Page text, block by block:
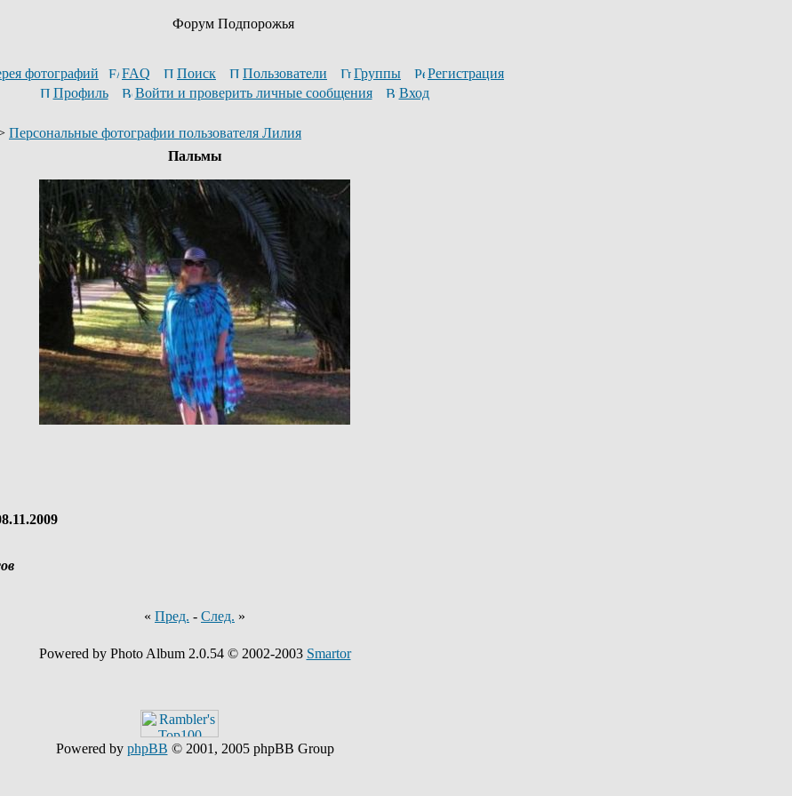
Форум Подпорожья
фотографий FAQ Поиск Пользователи Группы
Регистрация
Профиль
Войти и проверить личные сообщения Вход
Персональные фотографии пользователя Лилия
Пальмы
« Пред. - След. »
Powered by Photo Album 2.0.54 © 2002-2003 Smartor
Powered by phpBB © 2001, 2005 phpBB Group